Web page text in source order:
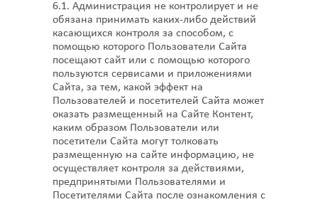
6.1. Администрация не контролирует и не
обязана принимать каких-либо действий
касающихся контроля за способом, с
помощью которого Пользователи Сайта
посещают сайт или с помощью которого
пользуются сервисами и приложениями
Сайта, за тем, какой эффект на
Пользователей и посетителей Сайта может
оказать размещенный на Сайте Контент,
каким образом Пользователи или
посетители Сайта могут толковать
размещенную на сайте информацию, не
осуществляет контроля за действиями,
предпринятыми Пользователями и
Посетителями Сайта после ознакомления с